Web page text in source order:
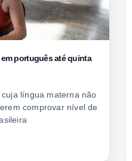
português até quinta
língua materna não
comprovar nível de